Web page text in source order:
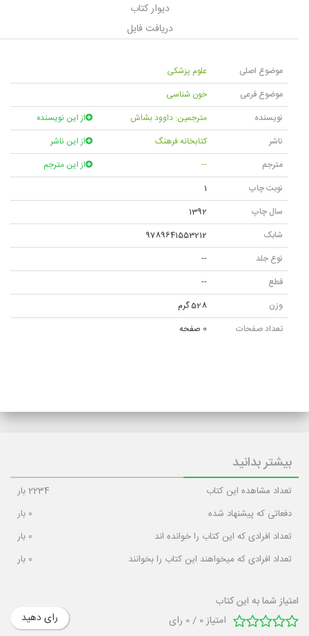
دیوار کتاب
دریافت فایل
موضوع اصلی
علوم پزشکی
موضوع فرعی
خون شناسی
نویسنده
مترجمین: داوود بشاش
از این نویسنده
ناشر
کتابخانه فرهنگ
از این ناشر
مترجم
--
از این مترجم
نوبت چاپ
1
سال چاپ
1392
شابک
9789641553212
نوع جلد
--
قطع
--
وزن
528 گرم
تعداد صفحات
0 صفحه
بیشتر بدانید
تعداد مشاهده این کتاب 2234بار
دفعاتی که پیشنهاد شده
0 بار
تعداد افرادی که این کتاب را خوانده اند
0 بار
تعداد افرادی که میخواهند این کتاب را بخوانند
0 بار
امتیاز شما به این کتاب
امتیاز0
/
0 رای رای دهید